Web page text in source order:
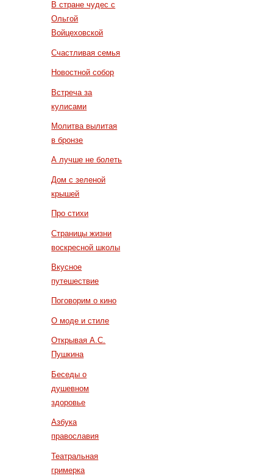
В стране чудес с
Ольгой
Войцеховской
Счастливая семья
Новостной собор
Встреча за
кулисами
Молитва вылитая
в бронзе
А лучше не болеть
Дом с зеленой
крышей
Про стихи
Страницы жизни
воскресной школы
Вкусное
путешествие
Поговорим о кино
О моде и стиле
Открывая А.С.
Пушкина
Беседы о
душевном
здоровье
Азбука
православия
Театральная
гримерка